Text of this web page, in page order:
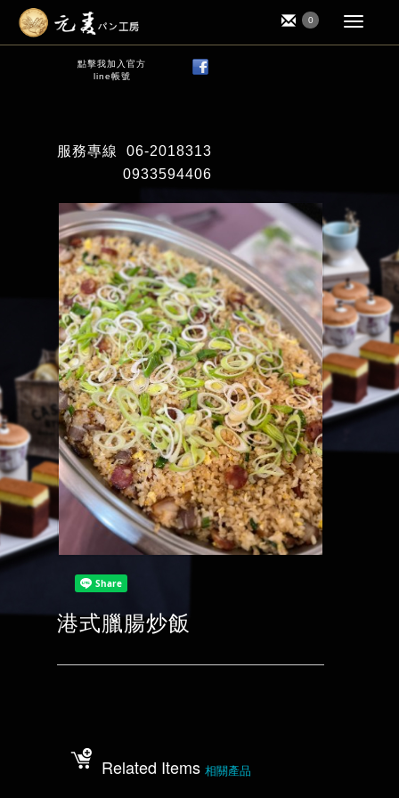
0
點擊我加入官方
line帳號
服務專線
06-2018313
0933594406
港式臘腸炒飯
Related Items 相關產品